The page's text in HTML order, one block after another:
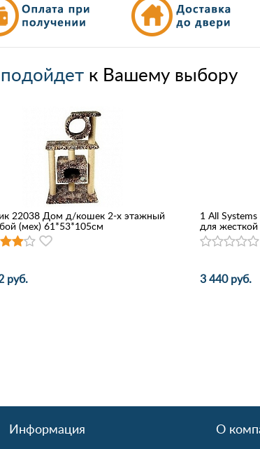
к Вашему выбору
22038 Дом д/кошек 2-х этажный
(мех) 61*53*105см
руб.
1 All
для
3 440 руб.
Информация О